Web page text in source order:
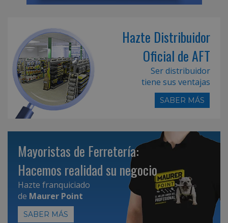
Hazte Distribuidor
Oficial de AFT
Ser distribuidor
tiene sus ventajas
SABER MÁS
Mayoristas de Ferretería:
Hacemos realidad su negocio
Hazte franquiciado
de Maurer Point
SABER MÁS